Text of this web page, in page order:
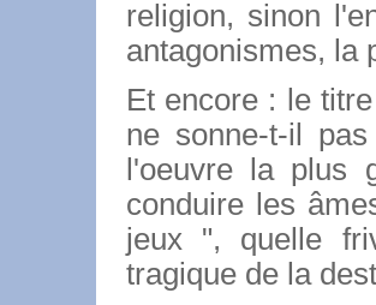
religion, sinon
antagonismes, la
Et encore : le
ne sonne-t-il
l'oeuvre la plus
conduire les
jeux ", quelle
tragique de la